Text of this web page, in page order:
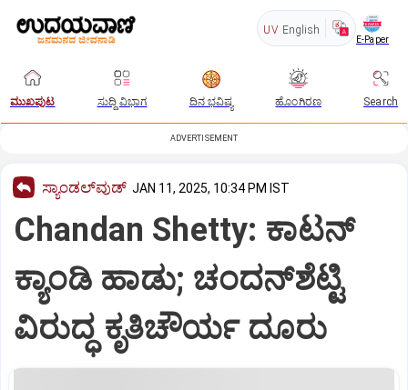
UV English
E-Paper
ಮುಖಪುಟ ಸುದ್ದಿ ವಿಭಾಗ ದಿನ ಭವಿಷ್ಯ ಹೊಂಗಿರಣ Search
ADVERTISEMENT
ಸ್ಯಾಂಡಲ್‌ವುಡ್‌ JAN 11, 2025, 10:34 PM IST
Chandan Shetty: ಕಾಟನ್‌
ಕ್ಯಾಂಡಿ ಹಾಡು; ಚಂದನ್‌ಶೆಟ್ಟಿ
ವಿರುದ್ಧ ಕೃತಿಚೌರ್ಯ ದೂರು